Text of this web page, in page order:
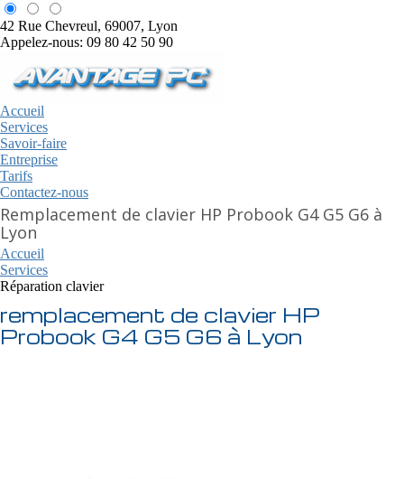
42 Rue Chevreul, 69007, Lyon
Appelez-nous: 09 80 42 50 90
Accueil
Services
Savoir-faire
Entreprise
Tarifs
Contactez-nous
Remplacement de clavier HP Probook G4 G5 G6 à
Lyon
Accueil
Services
Réparation clavier
remplacement de clavier HP
Probook G4 G5 G6 à Lyon